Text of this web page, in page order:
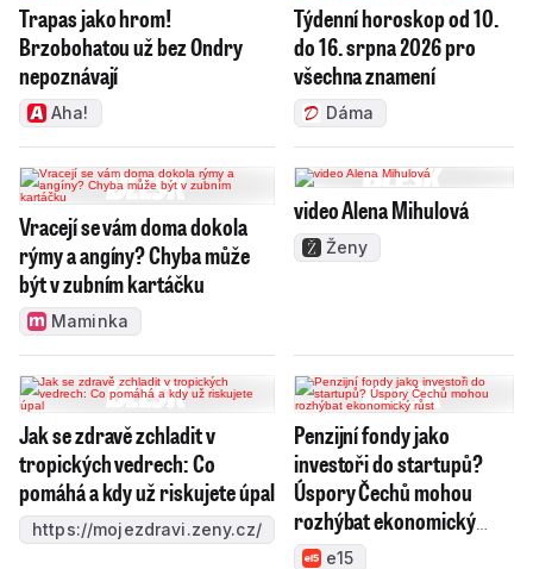
Trapas jako hrom!
Brzobohatou už bez Ondry
nepoznávají
Aha!
Týdenní horoskop od 10.
do 16. srpna 2026 pro
všechna znamení
Dáma
Vracejí se vám doma dokola
rýmy a angíny? Chyba může
být v zubním kartáčku
Maminka
video Alena Mihulová
Ženy
Jak se zdravě zchladit v
tropických vedrech: Co
pomáhá a kdy už riskujete úpal
https://mojezdravi.zeny.cz/
Penzijní fondy jako
investoři do startupů?
Úspory Čechů mohou
rozhýbat ekonomický
růste15